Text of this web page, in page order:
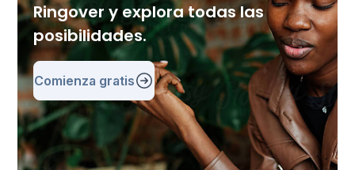
Ringover y explora todas las
posibilidades.
Comienza gratis